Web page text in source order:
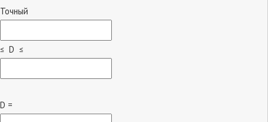
Точный
≤ D ≤
D =